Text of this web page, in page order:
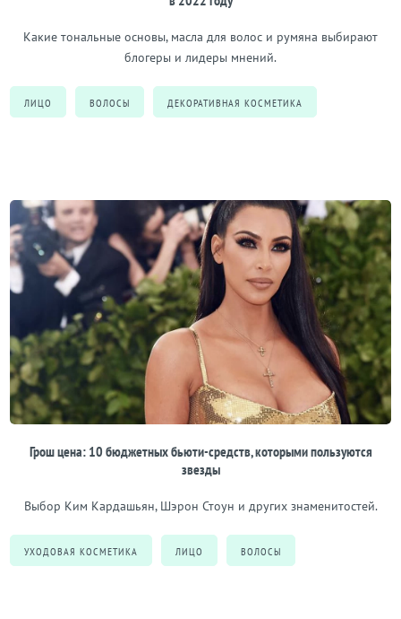
Какие тональные основы, масла для волос и румяна выбирают
блогеры и лидеры мнений.
ЛИЦО ВОЛОСЫ ДЕКОРАТИВНАЯ КОСМЕТИКА
Грош цена: 10 бюджетных бьюти-средств, которыми пользуются
звезды
Выбор Ким Кардашьян, Шэрон Стоун и других знаменитостей.
УХОДОВАЯ КОСМЕТИКА ЛИЦО ВОЛОСЫ